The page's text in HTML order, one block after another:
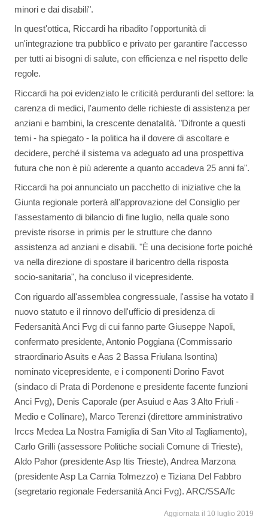
minori e dai disabili".
In quest'ottica, Riccardi ha ribadito l'opportunità di
un'integrazione tra pubblico e privato per garantire l'accesso
per tutti ai bisogni di salute, con efficienza e nel rispetto delle
regole.
Riccardi ha poi evidenziato le criticità perduranti del settore: la
carenza di medici, l'aumento delle richieste di assistenza per
anziani e bambini, la crescente denatalità. "Difronte a questi
temi - ha spiegato - la politica ha il dovere di ascoltare e
decidere, perché il sistema va adeguato ad una prospettiva
futura che non è più aderente a quanto accadeva 25 anni fa".
Riccardi ha poi annunciato un pacchetto di iniziative che la
Giunta regionale porterà all'approvazione del Consiglio per
l'assestamento di bilancio di fine luglio, nella quale sono
previste risorse in primis per le strutture che danno
assistenza ad anziani e disabili. "È una decisione forte poiché
va nella direzione di spostare il baricentro della risposta
socio-sanitaria", ha concluso il vicepresidente.
Con riguardo all'assemblea congressuale, l'assise ha votato il
nuovo statuto e il rinnovo dell'ufficio di presidenza di
Federsanità Anci Fvg di cui fanno parte Giuseppe Napoli,
confermato presidente, Antonio Poggiana (Commissario
straordinario Asuits e Aas 2 Bassa Friulana Isontina)
nominato vicepresidente, e i componenti Dorino Favot
(sindaco di Prata di Pordenone e presidente facente funzioni
Anci Fvg), Denis Caporale (per Asuiud e Aas 3 Alto Friuli -
Medio e Collinare), Marco Terenzi (direttore amministrativo
Irccs Medea La Nostra Famiglia di San Vito al Tagliamento),
Carlo Grilli (assessore Politiche sociali Comune di Trieste),
Aldo Pahor (presidente Asp Itis Trieste), Andrea Marzona
(presidente Asp La Carnia Tolmezzo) e Tiziana Del Fabbro
(segretario regionale Federsanità Anci Fvg). ARC/SSA/fc
Aggiornata il 10 luglio 2019